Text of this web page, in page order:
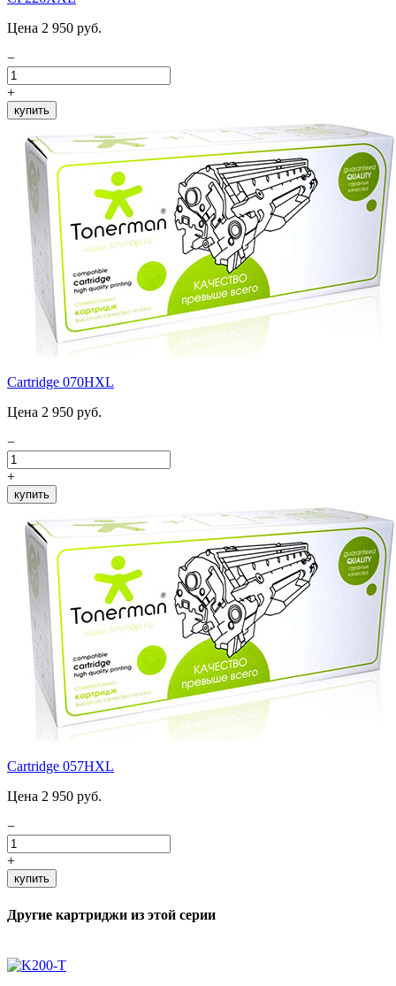
Цена 2 950 руб.
−
+
купить
Cartridge 070HXL
Цена 2 950 руб.
−
+
купить
Cartridge 057HXL
Цена 2 950 руб.
−
+
купить
Другие картриджи из этой серии